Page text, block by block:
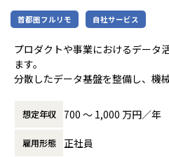
アへの挑戦
■事例
・DataLens店舗開発
ルでいちご飴専門店などを運営す
ニーの新規出店判断を支援
https://nowcast.co.jp/news/
会社の定める業務
首都圏フルリモ 自社サービス
プロダクトや事業におけるデータ
ます。
分散したデータ基盤を整備し、機
上、経営判断の支援へとつなげて
ます。
PdM・エンジニア・ビジネス部門
データドリブンな意思決定を推進
想定年収 700 〜 1,000 万円／年
雇用形態 正社員